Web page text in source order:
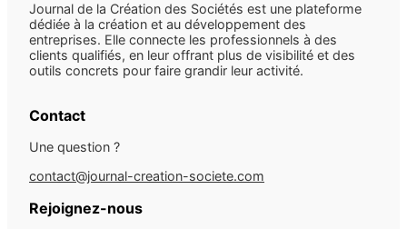
Journal de la Création des Sociétés est une plateforme
dédiée à la création et au développement des
entreprises. Elle connecte les professionnels à des
clients qualifiés, en leur offrant plus de visibilité et des
outils concrets pour faire grandir leur activité.
Contact
Une question ?
contact@journal-creation-societe.com
Rejoignez-nous